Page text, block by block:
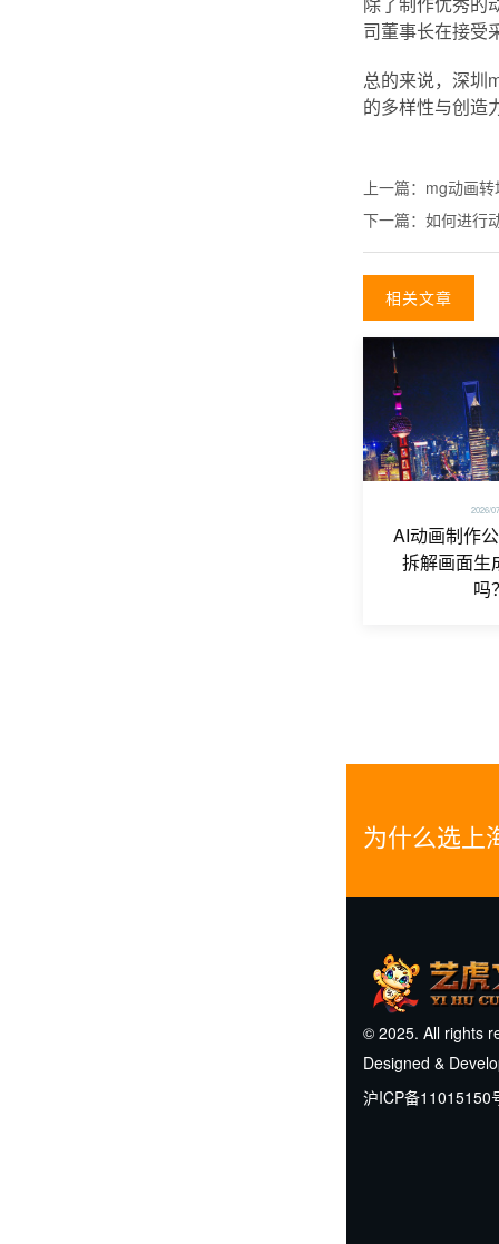
司董事长在接受
总的来说，深圳
的多样性与创造
上一篇： mg动画
下一篇： 如何进行
相关文章
2026/
AI动画制作
拆解画面生
吗
为什么选上
© 2025. All rights
Designed &
沪ICP备11015150